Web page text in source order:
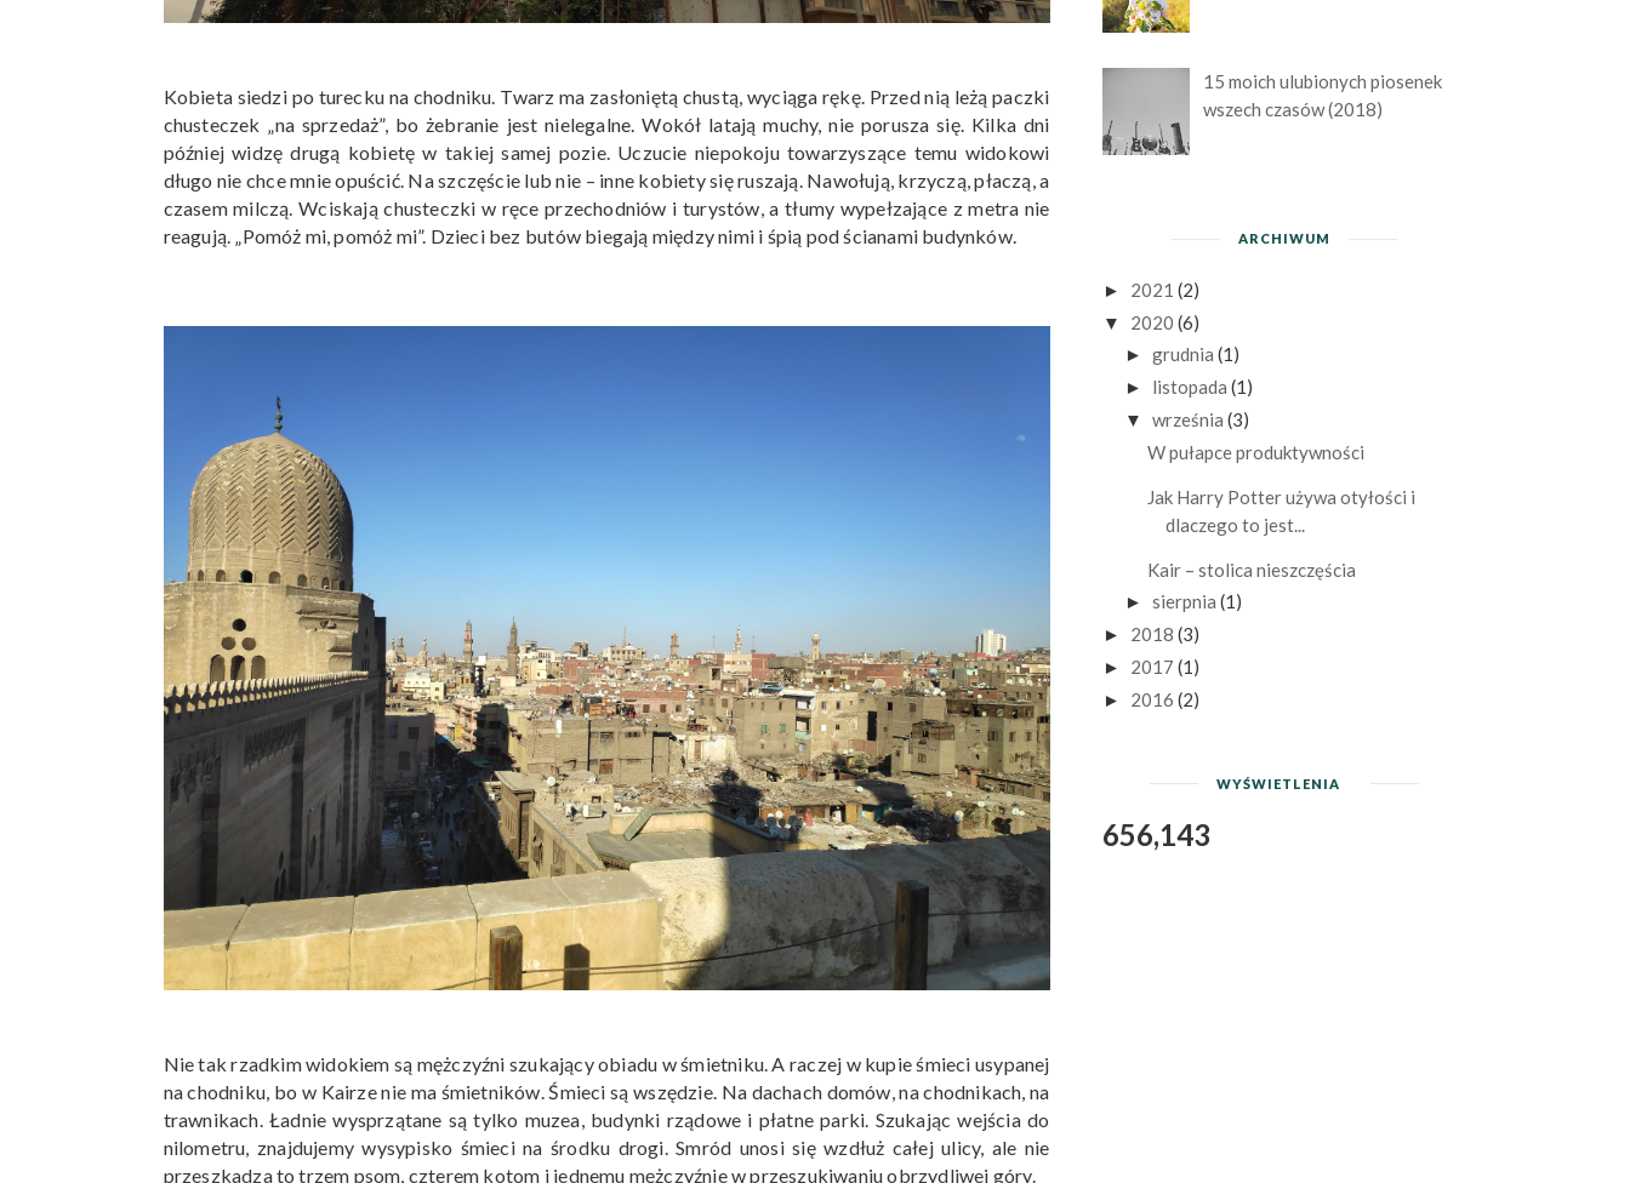
Kobieta siedzi po turecku na chodniku. Twarz ma zasłoniętą chustą, wyciąga rękę. Przed nią leżą paczki
chusteczek „na sprzedaż”, bo żebranie jest nielegalne. Wokół latają muchy, nie porusza się. Kilka dni
później widzę drugą kobietę w takiej samej pozie. Uczucie niepokoju towarzyszące temu widokowi
długo nie chce mnie opuścić. Na szczęście lub nie – inne kobiety się ruszają. Nawołują, krzyczą, płaczą, a
czasem milczą. Wciskają chusteczki w ręce przechodniów i turystów, a tłumy wypełzające z metra nie
reagują. „Pomóż mi, pomóż mi”. Dzieci bez butów biegają między nimi i śpią pod ścianami budynków.
Nie tak rzadkim widokiem są mężczyźni szukający obiadu w śmietniku. A raczej w kupie śmieci usypanej
na chodniku, bo w Kairze nie ma śmietników. Śmieci są wszędzie. Na dachach domów, na chodnikach, na
trawnikach. Ładnie wysprzątane są tylko muzea, budynki rządowe i płatne parki. Szukając wejścia do
nilometru, znajdujemy wysypisko śmieci na środku drogi. Smród unosi się wzdłuż całej ulicy, ale nie
przeszkadza to trzem psom, czterem kotom i jednemu mężczyźnie w przeszukiwaniu obrzydliwej góry.
15 moich ulubionych piosenek
wszech czasów (2018)
ARCHIWUM
► 2021 (2)
▼ 2020 (6)
► grudnia (1)
► listopada (1)
▼ września (3)
W pułapce produktywności
Jak Harry Potter używa otyłości i
dlaczego to jest...
Kair – stolica nieszczęścia
► sierpnia (1)
► 2018 (3)
► 2017 (1)
► 2016 (2)
WYŚWIETLENIA
656,143